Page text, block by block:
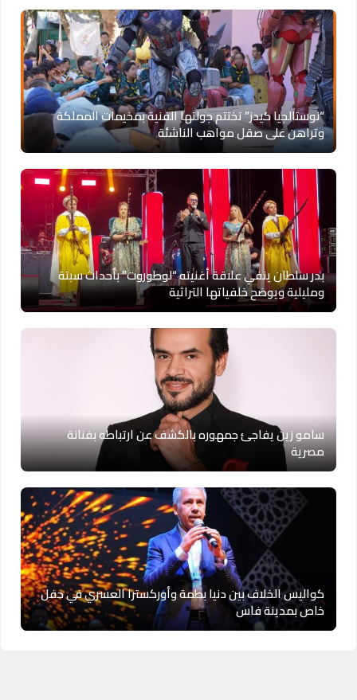
“نوستالجيا كيدز” تختتم جولتها الفنية بمخيمات المملكة
وتراهن على صقل مواهب الناشئة
بدر سلطان ينفي علاقة أغنيته “لوطوروت” بأحداث سبتة
ومليلية ويوضح خلفياتها التراثية
سامو زين يفاجئ جمهوره بالكشف عن ارتباطه بفنانة
مصرية
كواليس الخلاف بين دنيا بطمة وأوركسترا العسري في حفل
خاص بمدينة فاس